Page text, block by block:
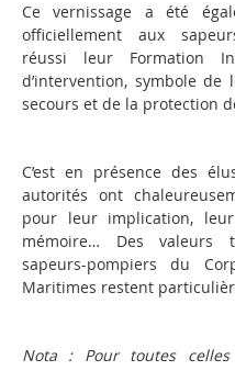
Ce vernissage a été
officiellement aux
réussi leur Formation
d’intervention, symbole
secours et de la protection
C’est en présence des
autorités ont
pour leur implication,
mémoire… Des valeurs
sapeurs-pompiers du
Maritimes restent
Nota : Pour toutes